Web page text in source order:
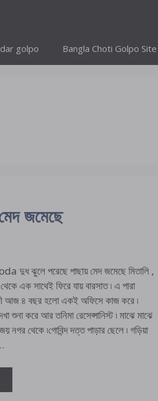
golpo Bangla Choti Golpo Site
জমেছে
ঝুলে পরেছে পাছায় মেদ জমেছে মিতালি ,
এক সাথেই ফিরে যায় বারসাত ৷ এ পারা
আজ ৪ বছর হলো একই অফিসে কাজ করে ৷
শুনা করে আর তনিমা রেসেপ্সানিস্ট ৷ মাঝে মাঝে
নগর থেকে ৷গোবিন্দ দত্ত পাড়ার ছেলে ৷ গড়িয়া